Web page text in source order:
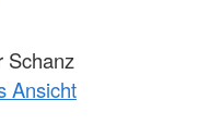
Schanz
Ansicht